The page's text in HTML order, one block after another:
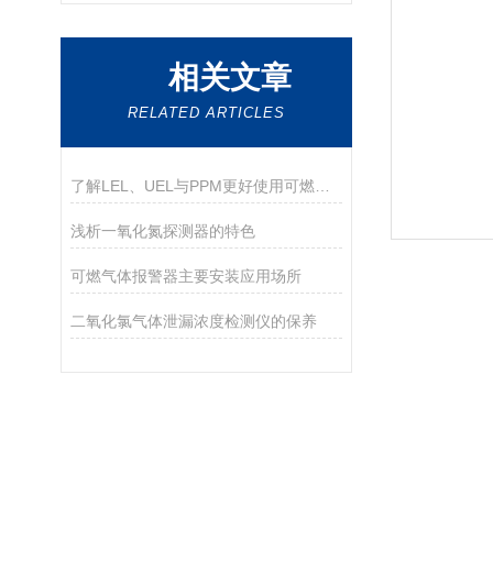
相关文章
RELATED ARTICLES
浅析一氧化氮探测器的特色
可燃气体报警器主要安装应用场所
二氧化氯气体泄漏浓度检测仪的保养